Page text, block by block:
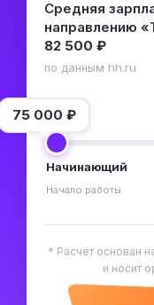
Средняя
направлению
82 500 ₽
по данным hh.ru
75 000 ₽
Начинающий
Начало работы
* Расчёт основан
и носит